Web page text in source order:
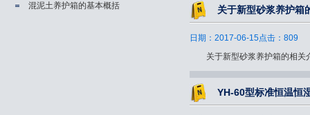
混泥土养护箱的基本概括
关于新型砂浆养护箱
日期：2017-06-15点击：809
关于新型砂浆养护箱的相关
YH-60型标准恒温恒